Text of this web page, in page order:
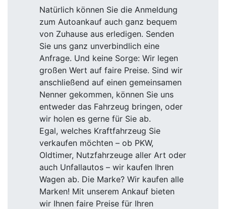
Natürlich können Sie die Anmeldung
zum Autoankauf auch ganz bequem
von Zuhause aus erledigen. Senden
Sie uns ganz unverbindlich eine
Anfrage. Und keine Sorge: Wir legen
großen Wert auf faire Preise. Sind wir
anschließend auf einen gemeinsamen
Nenner gekommen, können Sie uns
entweder das Fahrzeug bringen, oder
wir holen es gerne für Sie ab.
Egal, welches Kraftfahrzeug Sie
verkaufen möchten – ob PKW,
Oldtimer, Nutzfahrzeuge aller Art oder
auch Unfallautos – wir kaufen Ihren
Wagen ab. Die Marke? Wir kaufen alle
Marken! Mit unserem Ankauf bieten
wir Ihnen faire Preise für Ihren